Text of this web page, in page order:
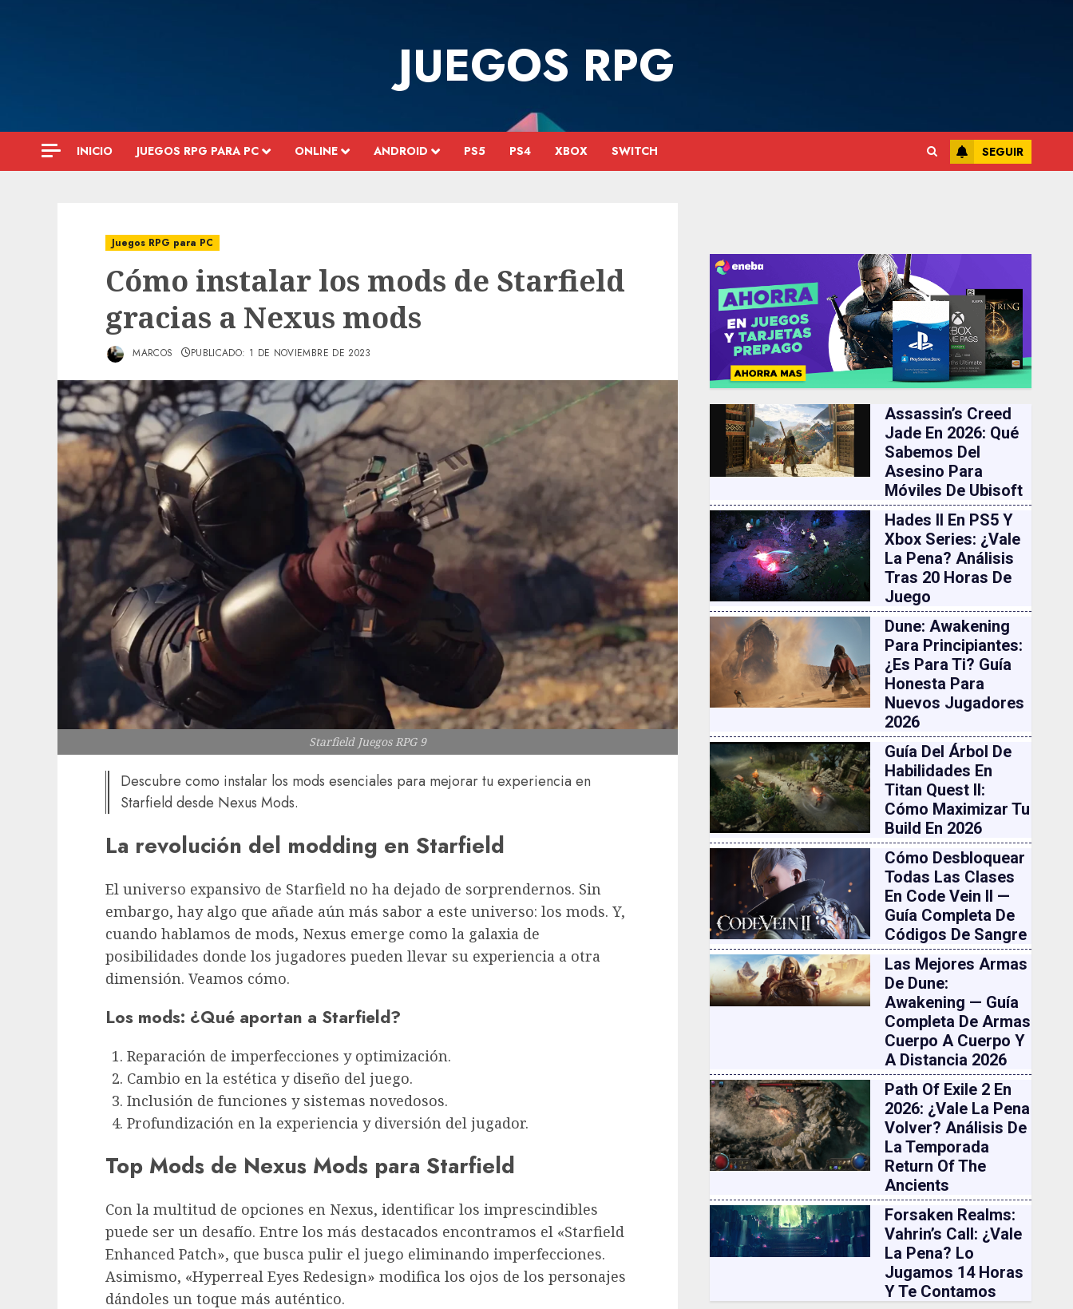
JUEGOS RPG
INICIO JUEGOS RPG PARA PC ONLINE ANDROID PS5 PS4 XBOX SWITCH SEGUIR
Juegos RPG para PC
Cómo instalar los mods de Starfield
gracias a Nexus mods
MARCOS PUBLICADO: 1 DE NOVIEMBRE DE 2023
Starfield Juegos RPG 9
Descubre como instalar los mods esenciales para mejorar tu experiencia en
Starfield desde Nexus Mods.
La revolución del modding en Starfield
El universo expansivo de Starfield no ha dejado de sorprendernos. Sin
embargo, hay algo que añade aún más sabor a este universo: los mods. Y,
cuando hablamos de mods, Nexus emerge como la galaxia de
posibilidades donde los jugadores pueden llevar su experiencia a otra
dimensión. Veamos cómo.
Los mods: ¿Qué aportan a Starfield?
Reparación de imperfecciones y optimización.
Cambio en la estética y diseño del juego.
Inclusión de funciones y sistemas novedosos.
Profundización en la experiencia y diversión del jugador.
Top Mods de Nexus Mods para Starfield
Con la multitud de opciones en Nexus, identificar los imprescindibles
puede ser un desafío. Entre los más destacados encontramos el «Starfield
Enhanced Patch», que busca pulir el juego eliminando imperfecciones.
Asimismo, «Hyperreal Eyes Redesign» modifica los ojos de los personajes
dándoles un toque más auténtico.
Assassin’s Creed
Jade En 2026: Qué
Sabemos Del
Asesino Para
Móviles De Ubisoft
Hades II En PS5 Y
Xbox Series: ¿vale
La Pena? Análisis
Tras 20 Horas De
Juego
Dune: Awakening
Para Principiantes:
¿es Para Ti? Guía
Honesta Para
Nuevos Jugadores
2026
Guía Del Árbol De
Habilidades En
Titan Quest II:
Cómo Maximizar Tu
Build En 2026
Cómo Desbloquear
Todas Las Clases
En Code Vein II —
Guía Completa De
Códigos De Sangre
Las Mejores Armas
De Dune:
Awakening — Guía
Completa De Armas
Cuerpo A Cuerpo Y
A Distancia 2026
Path Of Exile 2 En
2026: ¿vale La Pena
Volver? Análisis De
La Temporada
Return Of The
Ancients
Forsaken Realms:
Vahrin’s Call: ¿vale
La Pena? Lo
Jugamos 14 Horas
Y Te Contamos